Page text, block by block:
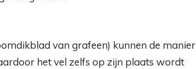
van grafeen) kunnen de manier
het vel zelfs op zijn plaats wordt